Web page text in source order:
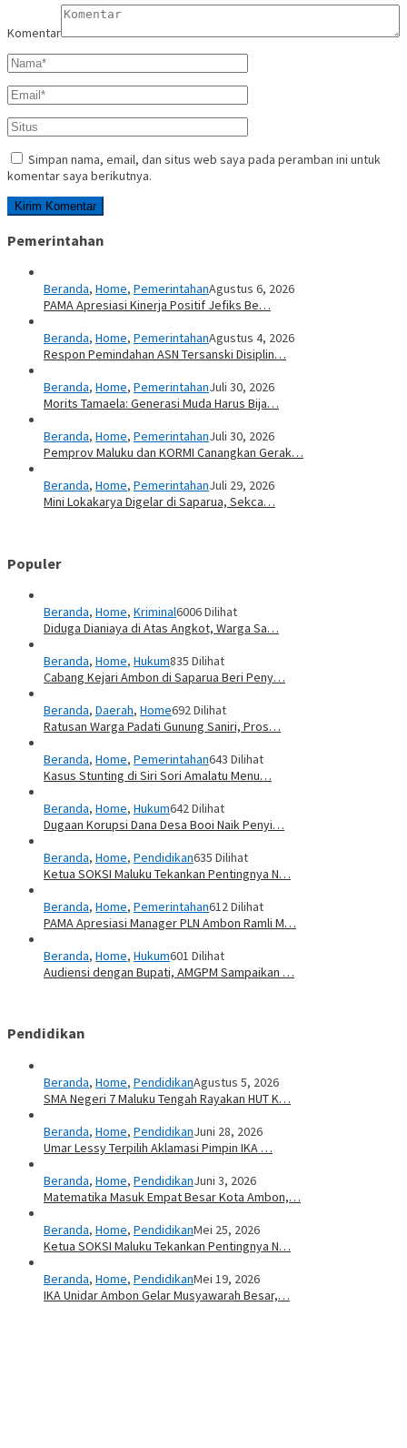
Komentar
Simpan nama, email, dan situs web saya pada peramban ini untuk
komentar saya berikutnya.
Pemerintahan
Beranda, Home, PemerintahanAgustus 6, 2026
PAMA Apresiasi Kinerja Positif Jefiks Be…
Beranda, Home, PemerintahanAgustus 4, 2026
Respon Pemindahan ASN Tersanski Disiplin…
Beranda, Home, PemerintahanJuli 30, 2026
Morits Tamaela: Generasi Muda Harus Bija…
Beranda, Home, PemerintahanJuli 30, 2026
Pemprov Maluku dan KORMI Canangkan Gerak…
Beranda, Home, PemerintahanJuli 29, 2026
Mini Lokakarya Digelar di Saparua, Sekca…
Populer
Beranda, Home, Kriminal6006 Dilihat
Diduga Dianiaya di Atas Angkot, Warga Sa…
Beranda, Home, Hukum835 Dilihat
Cabang Kejari Ambon di Saparua Beri Peny…
Beranda, Daerah, Home692 Dilihat
Ratusan Warga Padati Gunung Saniri, Pros…
Beranda, Home, Pemerintahan643 Dilihat
Kasus Stunting di Siri Sori Amalatu Menu…
Beranda, Home, Hukum642 Dilihat
Dugaan Korupsi Dana Desa Booi Naik Penyi…
Beranda, Home, Pendidikan635 Dilihat
Ketua SOKSI Maluku Tekankan Pentingnya N…
Beranda, Home, Pemerintahan612 Dilihat
PAMA Apresiasi Manager PLN Ambon Ramli M…
Beranda, Home, Hukum601 Dilihat
Audiensi dengan Bupati, AMGPM Sampaikan …
Pendidikan
Beranda, Home, PendidikanAgustus 5, 2026
SMA Negeri 7 Maluku Tengah Rayakan HUT K…
Beranda, Home, PendidikanJuni 28, 2026
Umar Lessy Terpilih Aklamasi Pimpin IKA …
Beranda, Home, PendidikanJuni 3, 2026
Matematika Masuk Empat Besar Kota Ambon,…
Beranda, Home, PendidikanMei 25, 2026
Ketua SOKSI Maluku Tekankan Pentingnya N…
Beranda, Home, PendidikanMei 19, 2026
IKA Unidar Ambon Gelar Musyawarah Besar,…